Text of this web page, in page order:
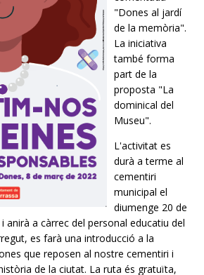
"Dones al jardí
de la memòria".
La iniciativa
també forma
part de la
proposta "La
dominical del
Museu".
L'activitat es
durà a terme al
cementiri
municipal el
diumenge 20 de
anirà a càrrec del personal educatiu del
es farà una introducció a la
que reposen al nostre cementiri i
de la ciutat. La ruta és gratuïta,